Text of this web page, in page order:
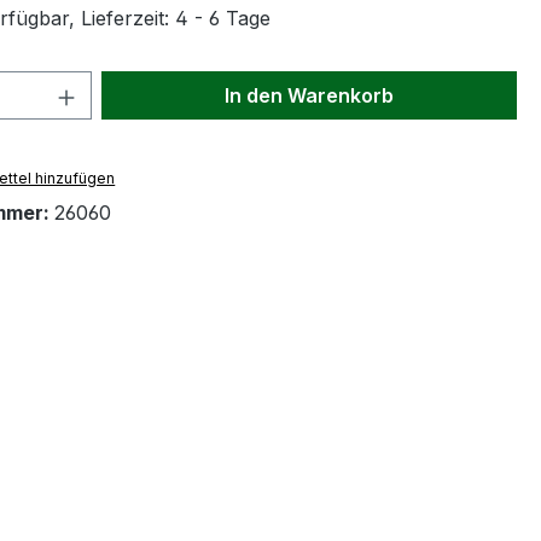
Lieferzeit: 4 - 6 Tage
Anzahl: Gib den gewünschten Wert
In den Warenkorb
hinzufügen
26060